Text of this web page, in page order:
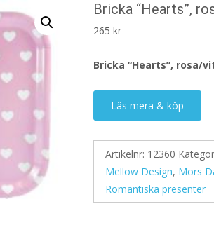
Bricka “Hearts”,
265kr
Bricka “Hearts”, rosa/
Läs mera & köp
Artikelnr: 12360
Mellow Design, Mors
Romantiska presenter